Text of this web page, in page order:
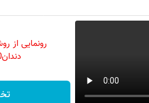
رونمایی از
دندان50%تخفیف🔥